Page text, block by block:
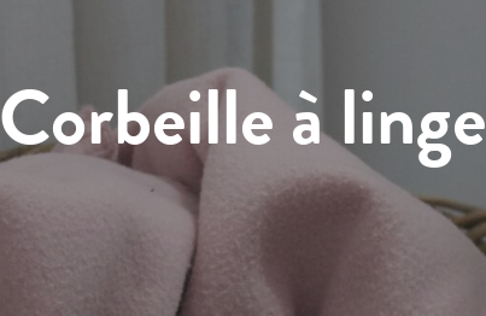
Corbeille à linge